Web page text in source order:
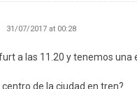
31/07/2017 at 00:28
a las 11.20 y tenemos una
de la ciudad en tren?